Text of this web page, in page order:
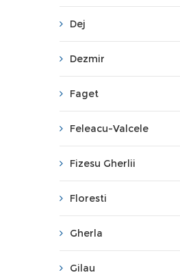
Dej
Dezmir
Faget
Feleacu-Valcele
Fizesu Gherlii
Floresti
Gherla
Gilau